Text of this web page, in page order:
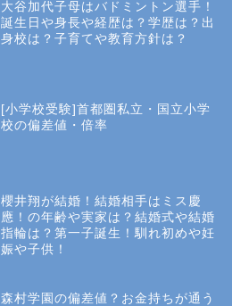
大谷加代子母はバドミントン選手！
誕生日や身長や経歴は？学歴は？出
身校は？子育てや教育方針は？
[小学校受験]首都圏私立・国立小学
校の偏差値・倍率
櫻井翔が結婚！結婚相手はミス慶
應！の年齢や実家は？結婚式や結婚
指輪は？第一子誕生！馴れ初めや妊
娠や子供！
森村学園の偏差値？お金持ちが通う